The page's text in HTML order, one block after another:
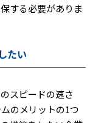
する必要がありま
たい
スピードの速さ
のメリットの1つ